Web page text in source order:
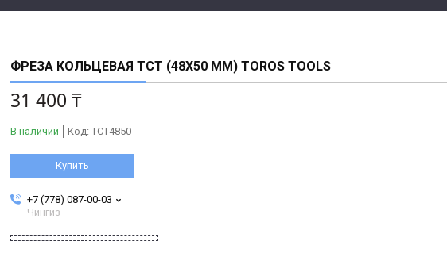
ФРЕЗА КОЛЬЦЕВАЯ TCT (48X50 ММ) TOROS TOOLS
31 400 ₸
В наличии Код: TCT4850
Купить
+7 (778) 087-00-03
Чингиз